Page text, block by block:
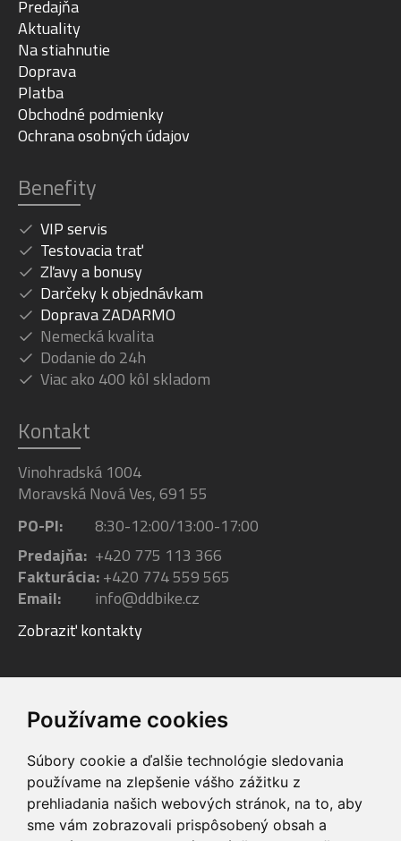
Používame cookies
Súbory cookie a ďalšie technológie sledovania
používame na zlepšenie vášho zážitku z
prehliadania našich webových stránok, na to, aby
sme vám zobrazovali prispôsobený obsah a
Predajňa
Aktuality
Na stiahnutie
Doprava
Platba
Obchodné podmienky
Ochrana osobných údajov
Benefity
VIP servis
Testovacia trať
Zľavy a bonusy
Darčeky k objednávkam
Doprava ZADARMO
Nemecká kvalita
Dodanie do 24h
Viac ako 400 kôl skladom
Kontakt
Vinohradská 1004
Moravská Nová Ves, 691 55
PO-PI:
8:30-12:00/13:00-17:00
Predajňa: +420 775 113 366
Fakturácia:+420 774 559 565
Email:
info@ddbike.cz
Zobraziť kontakty
Facebook Instagram